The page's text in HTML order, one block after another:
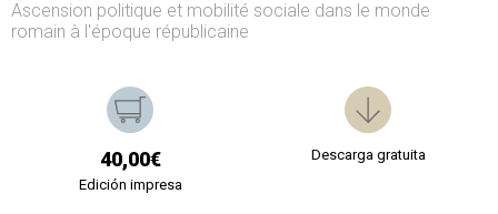
Ascension politique et mobilité sociale dans le monde
romain à l'époque républicaine
40,00€
Edición impresa
Descarga gratuita